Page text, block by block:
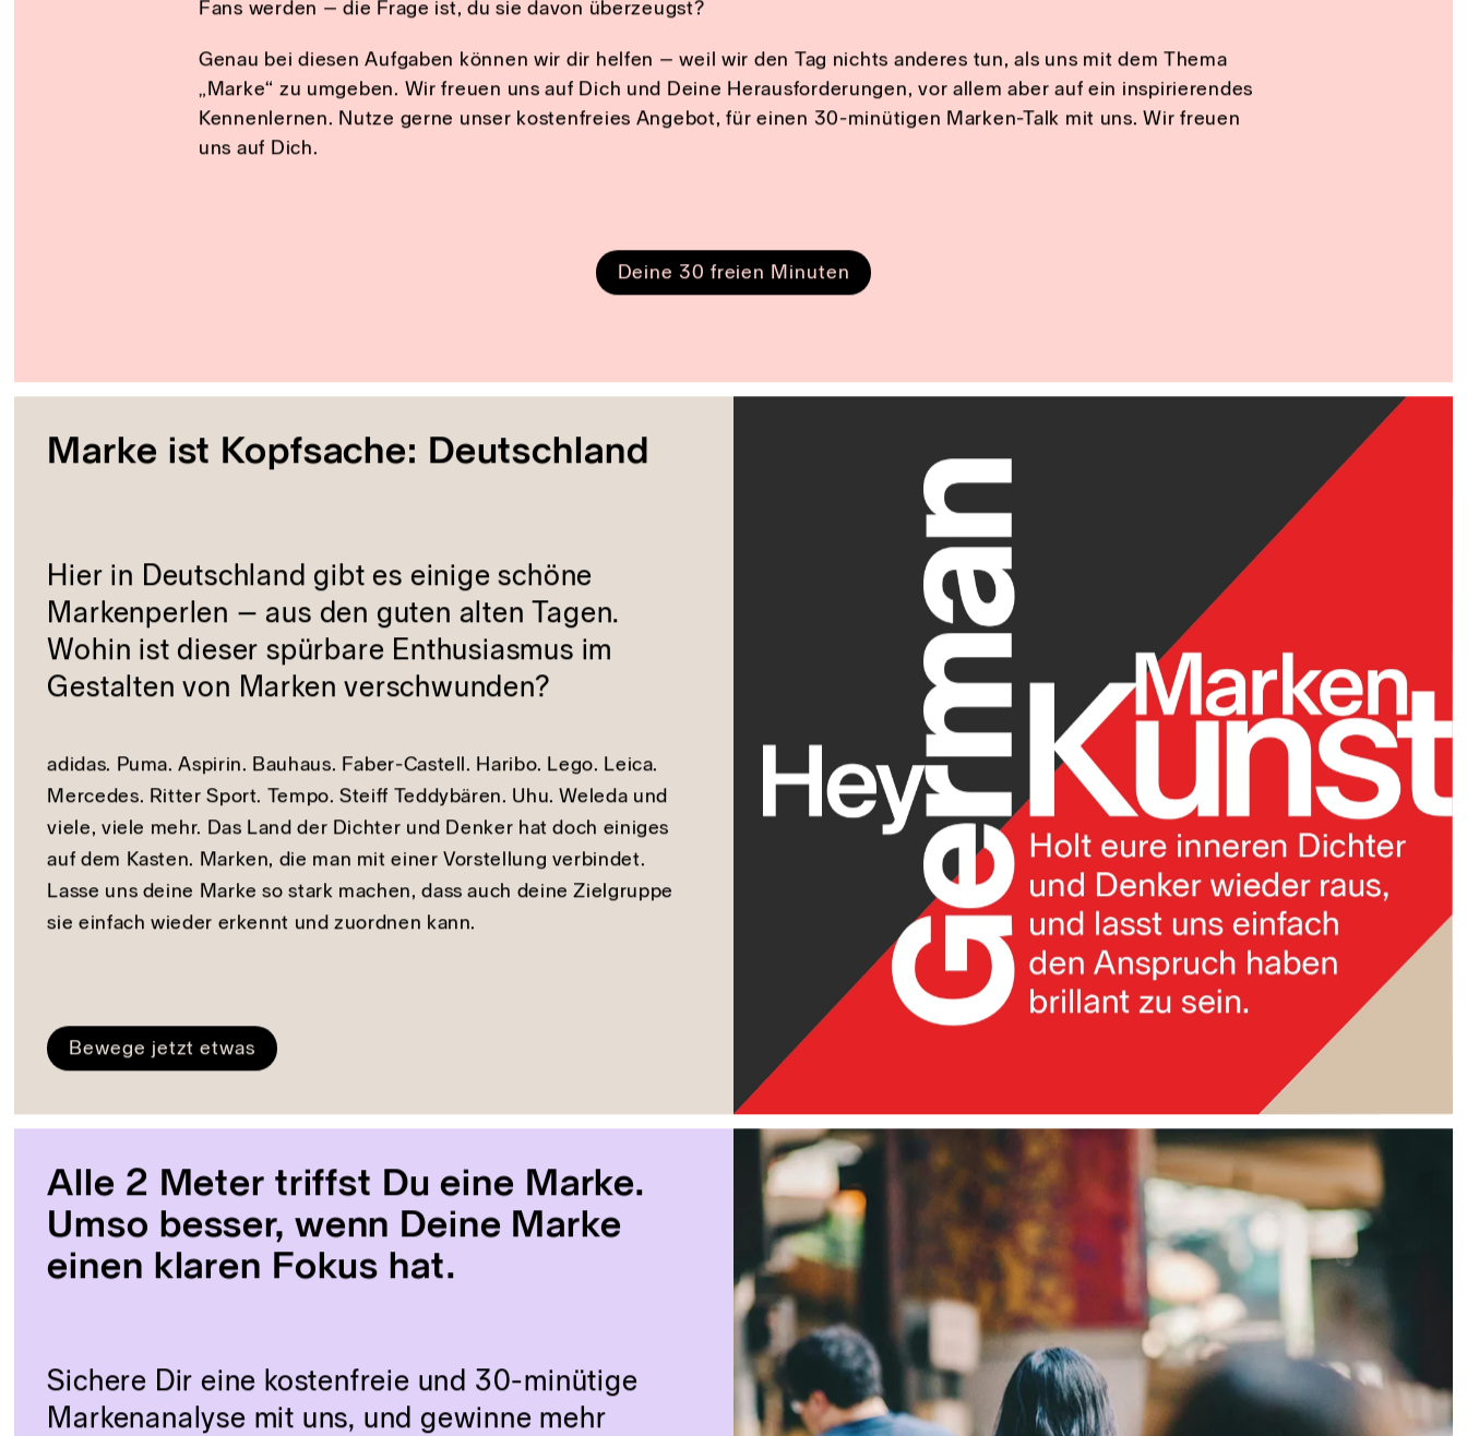
Wie steigerst du den mentalen Markenwert deiner Marke,
Der Marken-Dschungel dort draussen erfordert inzwischen sehr viel Feingefühl und Fingerspitzengefühl. Deine
Kunden und auch deine potentiellen Neukunden sind bereit für eine Markenwelt von Morgen. Sie sind offen und
„Marke“ zu umgeben. Wir freuen uns auf Dich und Deine Herausforderungen, vor allem aber auf ein inspirierendes
Kennenlernen. Nutze gerne unser kostenfreies Angebot, für einen 30-minütigen Marken-Talk mit uns. Wir freuen
Deine 30 freien Minuten
Marke ist Kopfsache: Deutschland
Hier in Deutschland gibt es einige schöne
Gestalten von Marken verschwunden?
adidas. Puma. Aspirin. Bauhaus. Faber-Castell. Haribo. Lego. Leica.
viele, viele mehr. Das Land der Dichter und Denker hat doch einiges
auf dem Kasten. Marken, die man mit einer Vorstellung verbindet.
Lasse uns deine Marke so stark machen, dass auch deine Zielgruppe
sie einfach wieder erkennt und zuordnen kann.
Bewege jetzt etwas